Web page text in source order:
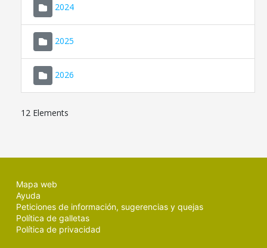
2024
2025
2026
12 Elements
Mapa web
Ayuda
Peticiones de información, sugerencias y quejas
Política de galletas
Política de privacidad